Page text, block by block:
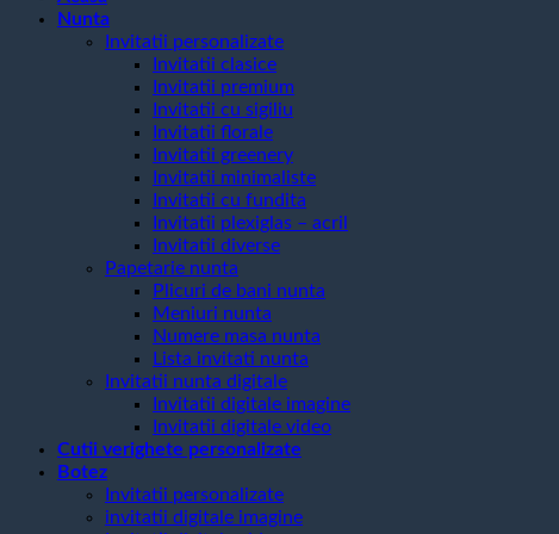
Nunta
Invitatii personalizate
Invitatii clasice
Invitatii premium
Invitatii cu sigiliu
Invitatii florale
Invitatii greenery
Invitatii minimaliste
Invitatii cu fundita
Invitatii plexiglas – acril
Invitatii diverse
Papetarie nunta
Plicuri de bani nunta
Meniuri nunta
Numere masa nunta
Lista invitati nunta
Invitatii nunta digitale
Invitatii digitale imagine
Invitatii digitale video
Cutii verighete personalizate
Botez
Invitatii personalizate
invitatii digitale imagine